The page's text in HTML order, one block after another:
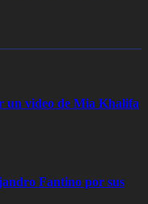
un video de Mia Khalifa
Fantino por sus